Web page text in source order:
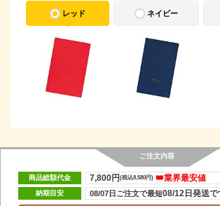
レッド ネイビー
ご注文内容
商品総額代金 👑業界最安値
7,800円(税込8,580円)
納期目安 08/07日ご注文で最短08/12日発送で